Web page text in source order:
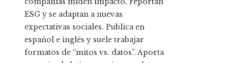
ESG y se adaptan a nuevas
expectativas sociales. Publica en
español e inglés y suele trabajar
formatos de “mitos vs. datos”. Aporta